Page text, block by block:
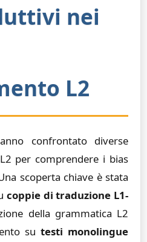
nei
L2
confrontato diverse
per comprendere i bias
scoperta chiave è stata
coppie di traduzione L1-
della grammatica L2
su testi monolingue